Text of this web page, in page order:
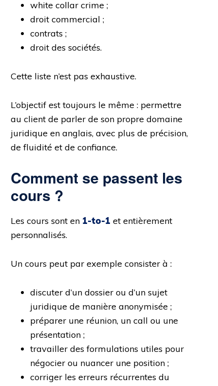
white collar crime ;
droit commercial ;
contrats ;
droit des sociétés.
Cette liste n’est pas exhaustive.
L’objectif est toujours le même : permettre
au client de parler de son propre domaine
juridique en anglais, avec plus de précision,
de fluidité et de confiance.
Comment se passent les
cours ?
Les cours sont en 1-to-1 et entièrement
personnalisés.
Un cours peut par exemple consister à :
discuter d’un dossier ou d’un sujet
juridique de manière anonymisée ;
préparer une réunion, un call ou une
présentation ;
travailler des formulations utiles pour
négocier ou nuancer une position ;
corriger les erreurs récurrentes du